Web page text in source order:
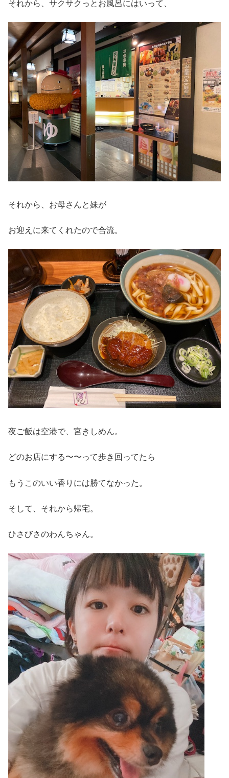
それから、サクサクっとお風呂にはいって、
それから、お母さんと妹が
お迎えに来てくれたので合流。
夜ご飯は空港で、宮きしめん。
どのお店にする〜〜って歩き回ってたら
もうこのいい香りには勝てなかった。
そして、それから帰宅。
ひさびさのわんちゃん。